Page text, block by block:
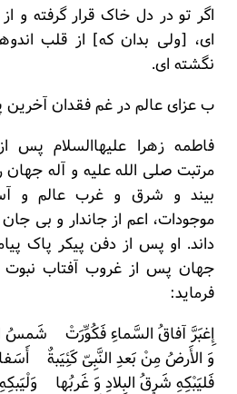
اگر تو در دل خاک قرار گرفته و
ای، [ولی بدان که] از قلب
نگشته ای.
ب عزای عالم در غم فقدان آخرین
فاطمه زهرا علیهاالسلام
مرتبت صلی الله علیه و آله جهان
بیند و شرق و غرب عالم و
موجودات، اعم از جاندار و بی
داند. او پس از دفن پیکر پاک
جهان پس از غروب آفتاب نبوت
فرماید:
إِغبَرَّ آفاقُ السَّماءِ فَکُوِّرَتْ شَمسُ
وَ الأَرضُ مِنْ بَعدِ النَّبِیّ کَئِیَبةٌ أَسَفا
فَلیَبْکِهِ شَرقُ البِلادِ وَ غَربُها